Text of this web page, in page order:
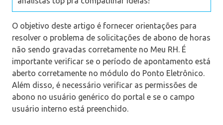
O objetivo deste artigo é fornecer orientações para
resolver o problema de solicitações de abono de horas
não sendo gravadas corretamente no Meu RH. É
importante verificar se o período de apontamento está
aberto corretamente no módulo do Ponto Eletrônico.
Além disso, é necessário verificar as permissões de
abono no usuário genérico do portal e se o campo
usuário interno está preenchido.